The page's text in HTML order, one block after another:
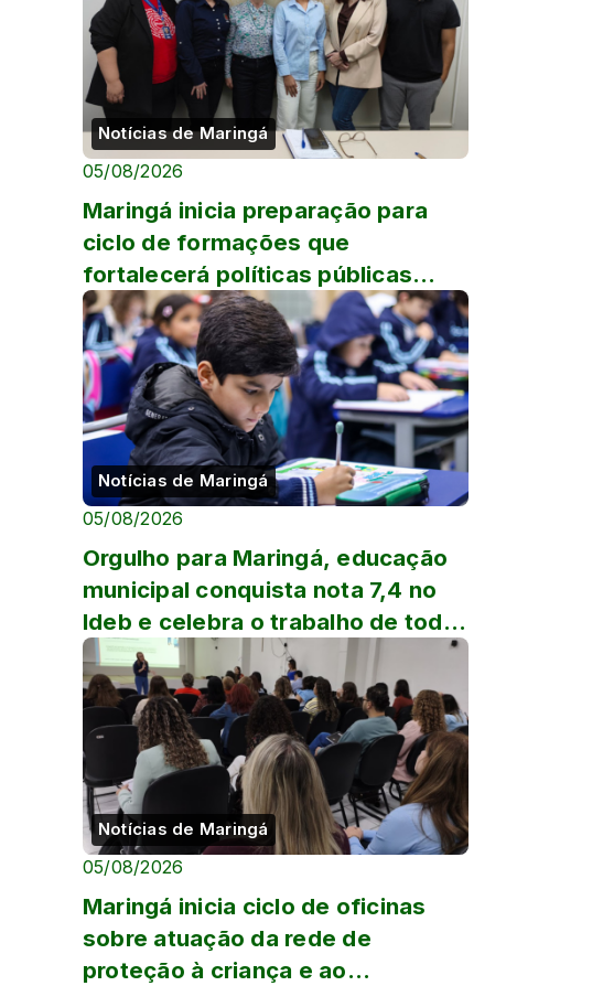
Notícias de Maringá
05/08/2026
Maringá inicia preparação para
ciclo de formações que
fortalecerá políticas públicas
voltadas às crianças
Notícias de Maringá
05/08/2026
Orgulho para Maringá, educação
municipal conquista nota 7,4 no
Ideb e celebra o trabalho de toda
a comunidade escolar
Notícias de Maringá
05/08/2026
Maringá inicia ciclo de oficinas
sobre atuação da rede de
proteção à criança e ao